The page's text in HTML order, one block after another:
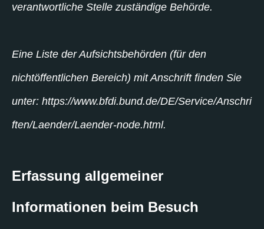
verantwortliche Stelle zuständige Behörde.
Eine Liste der Aufsichtsbehörden (für den
nichtöffentlichen Bereich) mit Anschrift finden Sie
unter: https://www.bfdi.bund.de/DE/Service/Anschri
ften/Laender/Laender-node.html.
Erfassung allgemeiner
Informationen beim Besuch